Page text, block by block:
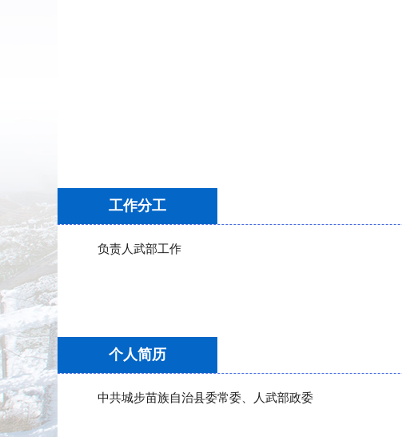
工作分工
负责人武部工作
个人简历
中共城步苗族自治县委常委、人武部政委